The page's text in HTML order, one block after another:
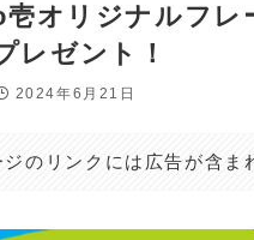
壱オリジナルフレ
レゼント！
2024年6月21日
ジのリンクには広告が含ま